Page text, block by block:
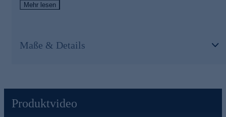
Von unserem Koch-Profi erhalten Sie ein Set mit drei
Die Gewürzmischungen im Überblick
auch Fleisch, Fisch, Gemüse und Pasta mit einem feinen
Trüffelaroma.
Geräucherte Paprika mit Vanille
Mehr lesen
Maße & Details
Produktvideo